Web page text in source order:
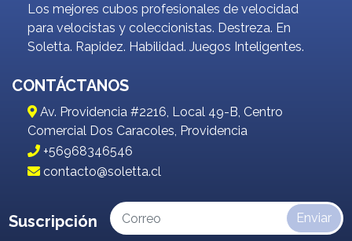
Los mejores cubos profesionales de velocidad
para velocistas y coleccionistas. Destreza. En
Soletta. Rapidez. Habilidad. Juegos Inteligentes.
CONTÁCTANOS
Av. Providencia #2216, Local 49-B, Centro
Comercial Dos Caracoles, Providencia
+56968346546
contacto@soletta.cl
Suscripción Enviar